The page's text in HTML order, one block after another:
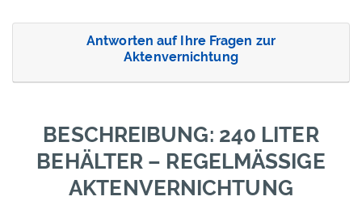
Antworten auf Ihre Fragen zur
Aktenvernichtung
BESCHREIBUNG: 240 LITER
BEHÄLTER – REGELMÄSSIGE A
KTENVERNICHTUNG